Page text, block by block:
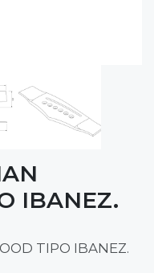
IBANEZ.
TIPO IBANEZ.